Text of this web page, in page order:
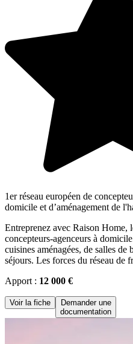
1er réseau européen de
domicile et d’aménagement de
Entreprenez avec Raison Home,
concepteurs-agenceurs à
cuisines aménagées, de salles de
séjours. Les forces du réseau de
Apport : 12 000 €
Voir la fiche
Demander une
documentation